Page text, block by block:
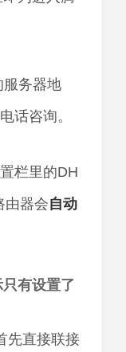
服务器地
话咨询。
栏里的DH
由器会自动
有设置了
先直接联接